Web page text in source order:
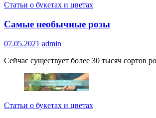
Статьи о букетах и цветах
Самые необычные розы
07.05.2021 admin
Сейчас существует более 30 тысяч сортов
Статьи о букетах и цветах